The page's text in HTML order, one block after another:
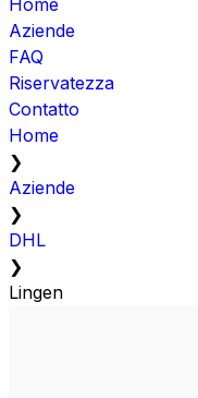
Home
Aziende
FAQ
Riservatezza
Contatto
Home
❯
Aziende
❯
DHL
❯
Lingen